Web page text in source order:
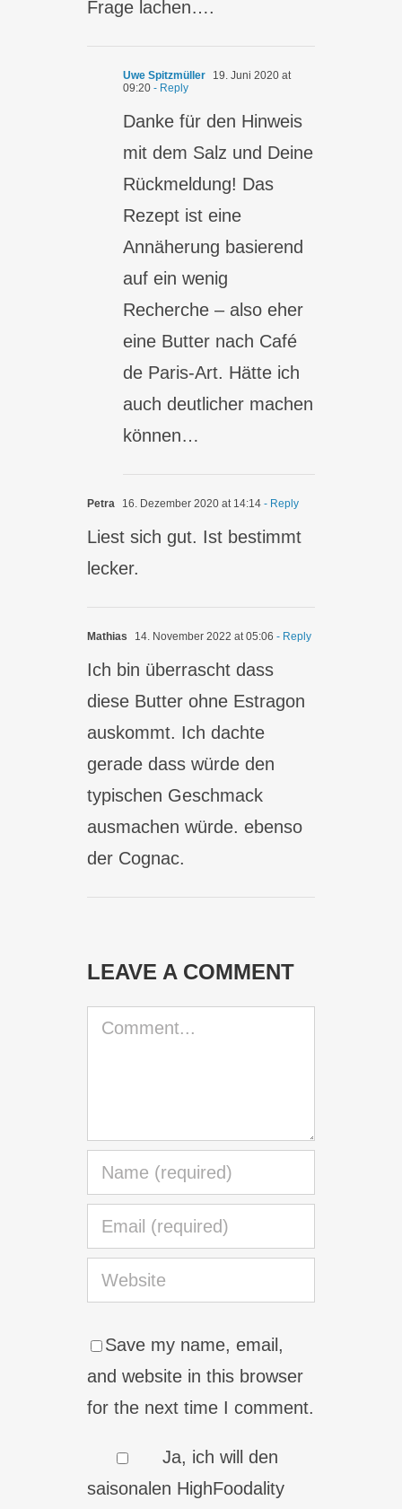
Frage lachen….
Uwe Spitzmüller
19. Juni 2020 at
09:20 - Reply
Danke für den Hinweis
mit dem Salz und Deine
Rückmeldung! Das
Rezept ist eine
Annäherung basierend
auf ein wenig
Recherche – also eher
eine Butter nach Café
de Paris-Art. Hätte ich
auch deutlicher machen
können…
Petra 16. Dezember 2020 at 14:14 - Reply
Liest sich gut. Ist bestimmt
lecker.
Mathias 14. November 2022 at 05:06 - Reply
Ich bin überrascht dass
diese Butter ohne Estragon
auskommt. Ich dachte
gerade dass würde den
typischen Geschmack
ausmachen würde. ebenso
der Cognac.
LEAVE A COMMENT
Comment
Save my name, email,
and website in this browser
for the next time I comment.
Ja, ich will den
saisonalen HighFoodality